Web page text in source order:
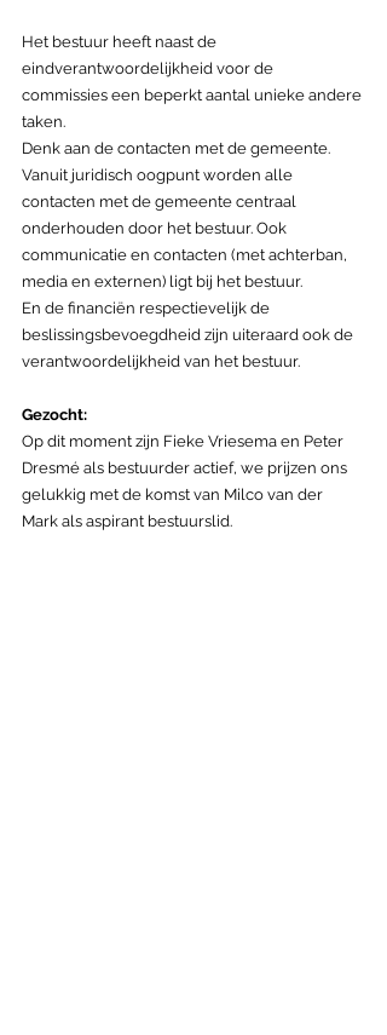
Het bestuur heeft naast de
eindverantwoordelijkheid voor de
commissies een beperkt aantal unieke andere
taken.
Denk aan de contacten met de gemeente.
Vanuit juridisch oogpunt worden alle
contacten met de gemeente centraal
onderhouden door het bestuur. Ook
communicatie en contacten (met achterban,
media en externen) ligt bij het bestuur.
En de financiën respectievelijk de
beslissingsbevoegdheid zijn uiteraard ook de
verantwoordelijkheid van het bestuur.
Gezocht:
Op dit moment zijn Fieke Vriesema en Peter
Dresmé als bestuurder actief, we prijzen ons
gelukkig met de komst van Milco van der
Mark als aspirant bestuurslid.